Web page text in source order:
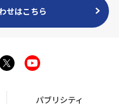
せはこちら
パブリシティ